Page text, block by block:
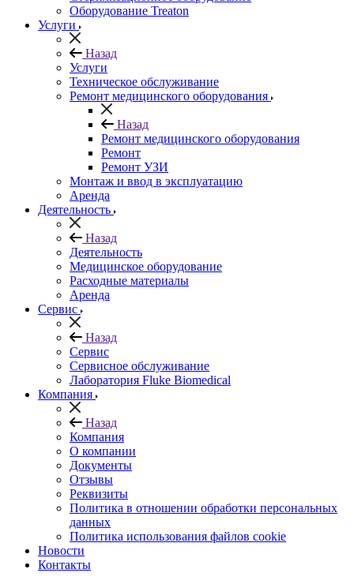
Оборудование Treaton
Услуги
Назад
Услуги
Техническое обслуживание
Ремонт медицинского оборудования
Назад
Ремонт медицинского оборудования
Ремонт
Ремонт УЗИ
Монтаж и ввод в эксплуатацию
Аренда
Деятельность
Назад
Деятельность
Медицинское оборудование
Расходные материалы
Аренда
Сервис
Назад
Сервис
Сервисное обслуживание
Лаборатория Fluke Biomedical
Компания
Назад
Компания
О компании
Документы
Отзывы
Реквизиты
Политика в отношении обработки персональных
данных
Политика использования файлов cookie
Новости
Контакты